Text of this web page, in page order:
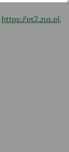
https://pt2.zus.pl